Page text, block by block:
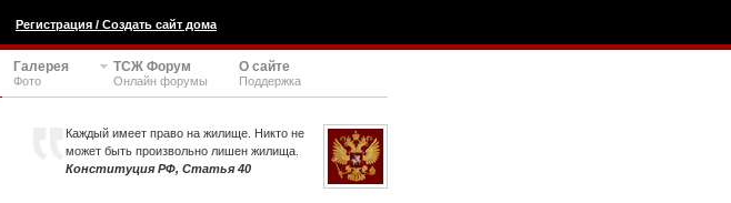
Регистрация / Создать сайт дома
Галерея
Фото
ТСЖ Форум
Онлайн форумы
О сайте
Поддержка
Каждый имеет право на жилище. Никто не
может быть произвольно лишен жилища.
Конституция РФ, Статья 40